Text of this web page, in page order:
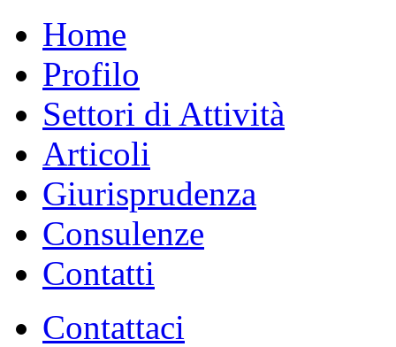
Home
Profilo
Settori di Attività
Articoli
Giurisprudenza
Consulenze
Contatti
Contattaci